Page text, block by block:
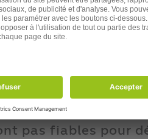
souffrant de douleurs à
ayant de l’arthrose
pas fiables pour